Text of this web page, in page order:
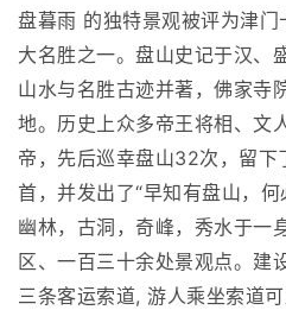
盘暮雨 的独特景观被评为津门
大名胜之一。盘山史记于汉、
山水与名胜古迹并著，佛家寺
地。历史上众多帝王将相、文
帝，先后巡幸盘山32次，留
首，并发出了“早知有盘山，
幽林，古洞，奇峰，秀水于一
区、一百三十余处景观点。建
三条客运索道, 游人乘坐索道